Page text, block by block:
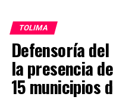
TOLIMA
Defensoría
la presencia
15 municipios